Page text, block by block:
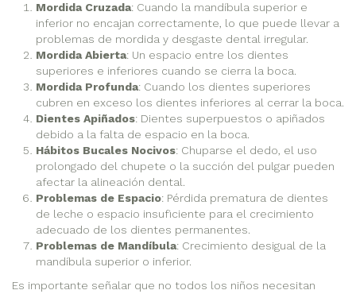
Mordida Cruzada: Cuando la mandíbula superior e
inferior no encajan correctamente, lo que puede llevar a
problemas de mordida y desgaste dental irregular.
Mordida Abierta: Un espacio entre los dientes
superiores e inferiores cuando se cierra la boca.
Mordida Profunda: Cuando los dientes superiores
cubren en exceso los dientes inferiores al cerrar la boca.
Dientes Apiñados: Dientes superpuestos o apiñados
debido a la falta de espacio en la boca.
Hábitos Bucales Nocivos: Chuparse el dedo, el uso
prolongado del chupete o la succión del pulgar pueden
afectar la alineación dental.
Problemas de Espacio: Pérdida prematura de dientes
de leche o espacio insuficiente para el crecimiento
adecuado de los dientes permanentes.
Problemas de Mandíbula: Crecimiento desigual de la
mandíbula superior o inferior.
Es importante señalar que no todos los niños necesitan